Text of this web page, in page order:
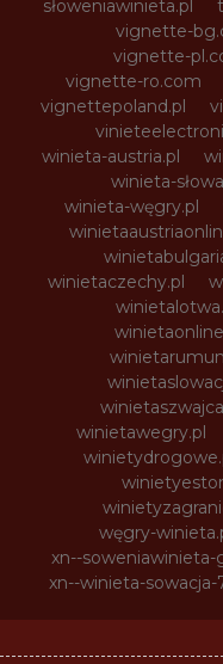
słoweniawinieta.pl
vignette-
vignette-
vignette-ro.com
vignettepoland.pl
winieta-austria.pl
winieta-
winieta-węgry.pl
winietaczechy.pl
winietawegry.pl
węgry-
xn--soweniawinieta-
xn--winieta-sowacja-